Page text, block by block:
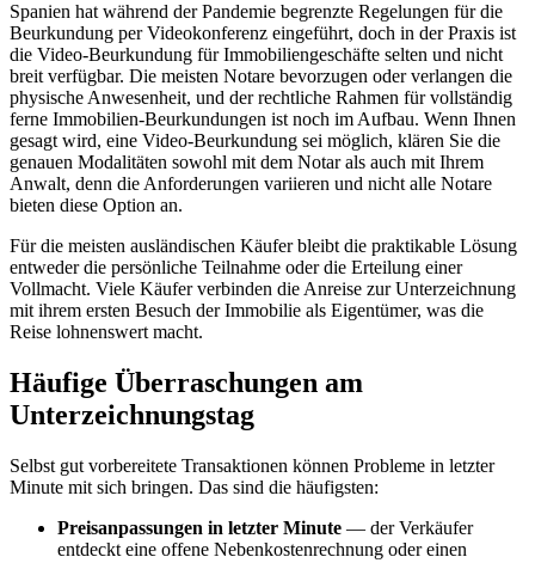
Spanien hat während der Pandemie begrenzte Regelungen für die
Beurkundung per Videokonferenz eingeführt, doch in der Praxis ist
die Video-Beurkundung für Immobiliengeschäfte selten und nicht
breit verfügbar. Die meisten Notare bevorzugen oder verlangen die
physische Anwesenheit, und der rechtliche Rahmen für vollständig
ferne Immobilien-Beurkundungen ist noch im Aufbau. Wenn Ihnen
gesagt wird, eine Video-Beurkundung sei möglich, klären Sie die
genauen Modalitäten sowohl mit dem Notar als auch mit Ihrem
Anwalt, denn die Anforderungen variieren und nicht alle Notare
bieten diese Option an.
Für die meisten ausländischen Käufer bleibt die praktikable Lösung
entweder die persönliche Teilnahme oder die Erteilung einer
Vollmacht. Viele Käufer verbinden die Anreise zur Unterzeichnung
mit ihrem ersten Besuch der Immobilie als Eigentümer, was die
Reise lohnenswert macht.
Häufige Überraschungen am
Unterzeichnungstag
Selbst gut vorbereitete Transaktionen können Probleme in letzter
Minute mit sich bringen. Das sind die häufigsten:
Preisanpassungen in letzter Minute — der Verkäufer
entdeckt eine offene Nebenkostenrechnung oder einen